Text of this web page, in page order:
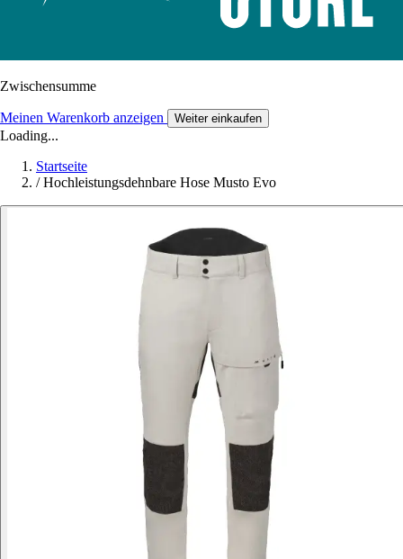
Zwischensumme
Meinen Warenkorb anzeigen Weiter einkaufen
Loading...
Startseite
/ Hochleistungsdehnbare Hose Musto Evo